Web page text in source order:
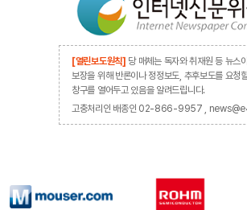
[열린보도원칙] 당 매체는 독자와 취재원 등 뉴스
보장을 위해 반론이나 정정보도, 추후보도를 요청
창구를 열어두고 있음을 알려드립니다.
고충처리인 배종인 02-866-9957 ,